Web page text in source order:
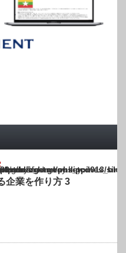
"show_category" in
public_html/philippines_blog/wp-content/themes/
企業を作り方 3